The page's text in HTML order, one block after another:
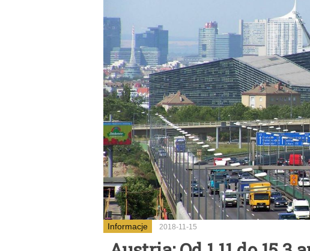
Informacje 2018-11-15